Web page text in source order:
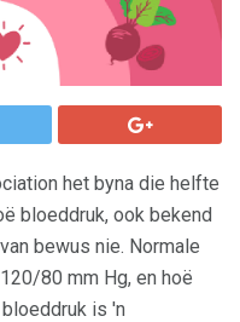
het byna die helfte
bloeddruk, ook bekend
bewus nie. Normale
80 mm Hg, en hoë
is 'n